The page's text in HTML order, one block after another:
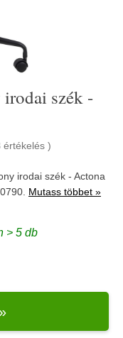
szék -
értékelés )
irodai szék - Actona
Mutass többet »
> 5 db